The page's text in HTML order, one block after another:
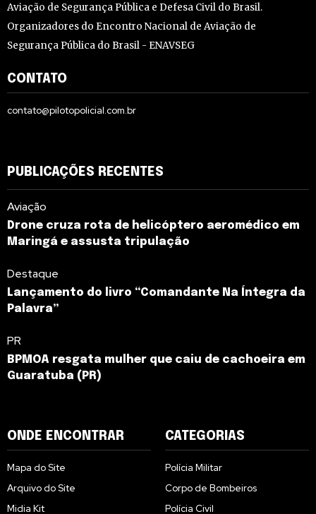
Aviação de Segurança Pública e Defesa Civil do Brasil.
Organizadores do Encontro Nacional de Aviação de
Segurança Pública do Brasil - ENAVSEG
CONTATO
contato@pilotopolicial.com.br
PUBLICAÇÕES RECENTES
Aviação
Drone cruza rota de helicóptero aeromédico em
Maringá e assusta tripulação
Destaque
Lançamento do livro “Comandante Na Íntegra da
Palavra”
PR
BPMOA resgata mulher que caiu de cachoeira em
Guaratuba (PR)
ONDE ENCONTRAR
Mapa do Site
Arquivo do Site
Midia Kit
CATEGORIAS
Polícia Militar
Corpo de Bombeiros
Polícia Civil